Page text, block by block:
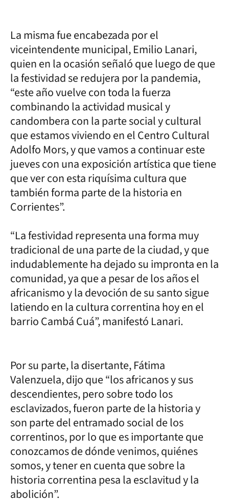
La misma fue encabezada por el
viceintendente municipal, Emilio Lanari,
quien en la ocasión señaló que luego de que
la festividad se redujera por la pandemia,
“este año vuelve con toda la fuerza
combinando la actividad musical y
candombera con la parte social y cultural
que estamos viviendo en el Centro Cultural
Adolfo Mors, y que vamos a continuar este
jueves con una exposición artística que tiene
que ver con esta riquísima cultura que
también forma parte de la historia en
Corrientes”.
“La festividad representa una forma muy
tradicional de una parte de la ciudad, y que
indudablemente ha dejado su impronta en la
comunidad, ya que a pesar de los años el
africanismo y la devoción de su santo sigue
latiendo en la cultura correntina hoy en el
barrio Cambá Cuá”, manifestó Lanari.
Por su parte, la disertante, Fátima
Valenzuela, dijo que “los africanos y sus
descendientes, pero sobre todo los
esclavizados, fueron parte de la historia y
son parte del entramado social de los
correntinos, por lo que es importante que
conozcamos de dónde venimos, quiénes
somos, y tener en cuenta que sobre la
historia correntina pesa la esclavitud y la
abolición”.